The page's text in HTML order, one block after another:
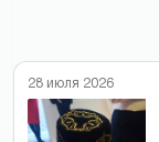
28 июля 2026